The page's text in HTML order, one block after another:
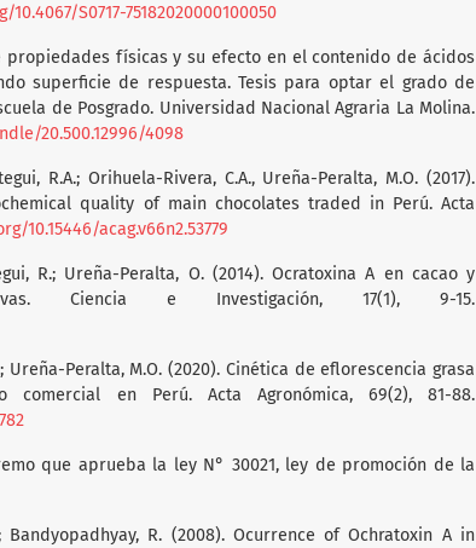
S0717-75182020000100050
propiedades físicas y su efecto en el contenido de ácidos
superficie de respuesta. Tesis para optar el grado de
de Posgrado. Universidad Nacional Agraria La Molina.
20.500.12996/4098
R.A.; Orihuela-Rivera, C.A., Ureña-Peralta, M.O. (2017).
quality of main chocolates traded in Perú. Acta
10.15446/acag.v66n2.53779
R.; Ureña-Peralta, O. (2014). Ocratoxina A en cacao y
Ciencia e Investigación, 17(1), 9-15.
Ureña-Peralta, M.O. (2020). Cinética de eflorescencia grasa
comercial en Perú. Acta Agronómica, 69(2), 81-88.
que aprueba la ley N° 30021, ley de promoción de la
Bandyopadhyay, R. (2008). Ocurrence of Ochratoxin A in